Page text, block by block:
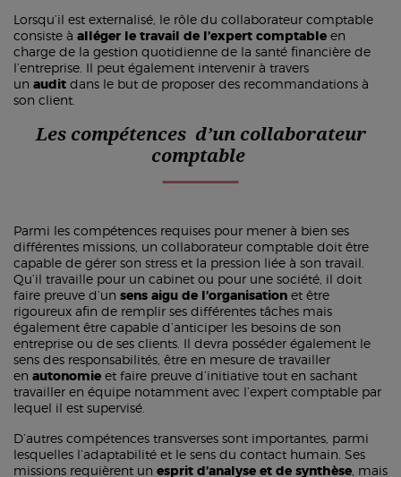
Lorsqu’il est externalisé, le rôle du collaborateur comptable
consiste à alléger le travail de l’expert comptable en
charge de la gestion quotidienne de la santé financière de
l’entreprise. Il peut également intervenir à travers
un audit dans le but de proposer des recommandations à
son client.
Les compétences d’un collaborateur
comptable
Parmi les compétences requises pour mener à bien ses
différentes missions, un collaborateur comptable doit être
capable de gérer son stress et la pression liée à son travail.
Qu’il travaille pour un cabinet ou pour une société, il doit
faire preuve d’un sens aigu de l’organisation et être
rigoureux afin de remplir ses différentes tâches mais
également être capable d’anticiper les besoins de son
entreprise ou de ses clients. Il devra posséder également le
sens des responsabilités, être en mesure de travailler
en autonomie et faire preuve d’initiative tout en sachant
travailler en équipe notamment avec l’expert comptable par
lequel il est supervisé.
D’autres compétences transverses sont importantes, parmi
lesquelles l’adaptabilité et le sens du contact humain. Ses
missions requièrent un esprit d’analyse et de synthèse , mais